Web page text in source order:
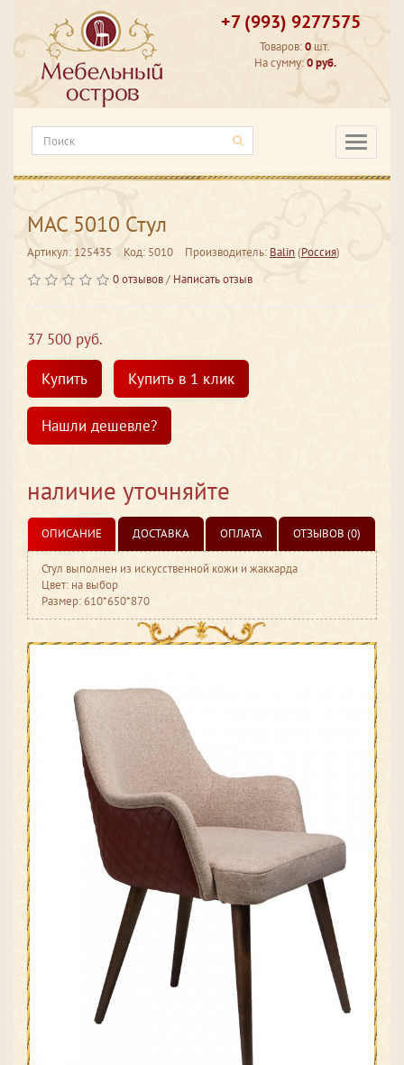
+7 (993) 9277575
Товаров:0 шт.
На сумму:0 руб.
MAC 5010 Стул
Артикул: 125435 Код: 5010 Производитель: Balin(Россия)
0 отзывов/ Написать отзыв
37 500 руб.
Купить
Купить в 1 клик
Нашли дешевле?
наличие уточняйте
ОПИСАНИЕ ДОСТАВКА ОПЛАТА ОТЗЫВОВ (0)
Стул выполнен из искусственной кожи и жаккарда
Цвет: на выбор
Размер: 610*650*870